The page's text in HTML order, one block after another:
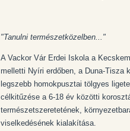
"Tanulni természetközelben..."
A Vackor Vár Erdei Iskola a
melletti Nyíri erdőben, a Duna-Tisza
legszebb homokpusztai tölgyes
célkitűzése a 6-18 év közötti
természetszeretetének,
viselkedésének kialakítása.